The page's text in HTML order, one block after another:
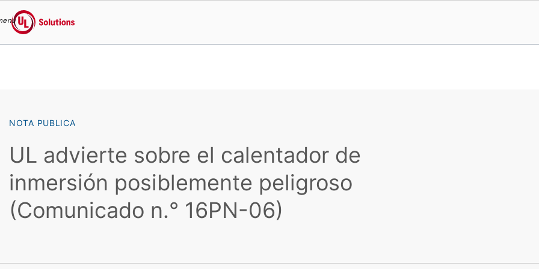
UL Solutions
NOTA PUBLICA
UL advierte sobre el calentador de
inmersión posiblemente peligroso
(Comunicado n.° 16PN-06)